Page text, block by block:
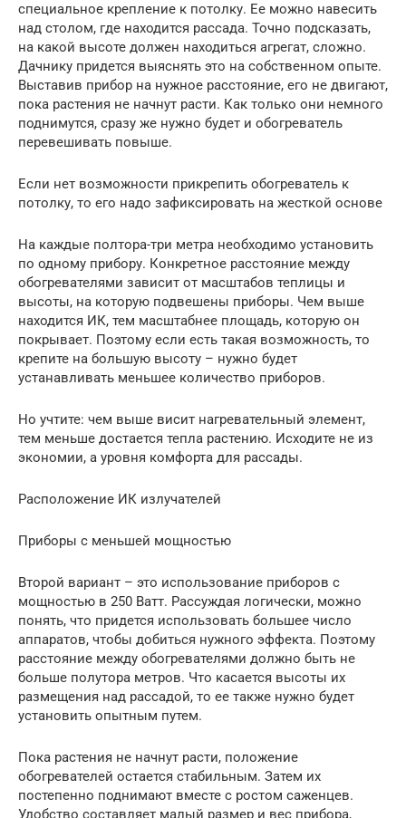
специальное крепление к потолку. Ее можно навесить
над столом, где находится рассада. Точно подсказать,
на какой высоте должен находиться агрегат, сложно.
Дачнику придется выяснять это на собственном опыте.
Выставив прибор на нужное расстояние, его не двигают,
пока растения не начнут расти. Как только они немного
поднимутся, сразу же нужно будет и обогреватель
перевешивать повыше.
Если нет возможности прикрепить обогреватель к
потолку, то его надо зафиксировать на жесткой основе
На каждые полтора-три метра необходимо установить
по одному прибору. Конкретное расстояние между
обогревателями зависит от масштабов теплицы и
высоты, на которую подвешены приборы. Чем выше
находится ИК, тем масштабнее площадь, которую он
покрывает. Поэтому если есть такая возможность, то
крепите на большую высоту – нужно будет
устанавливать меньшее количество приборов.
Но учтите: чем выше висит нагревательный элемент,
тем меньше достается тепла растению. Исходите не из
экономии, а уровня комфорта для рассады.
Расположение ИК излучателей
Приборы с меньшей мощностью
Второй вариант – это использование приборов с
мощностью в 250 Ватт. Рассуждая логически, можно
понять, что придется использовать большее число
аппаратов, чтобы добиться нужного эффекта. Поэтому
расстояние между обогревателями должно быть не
больше полутора метров. Что касается высоты их
размещения над рассадой, то ее также нужно будет
установить опытным путем.
Пока растения не начнут расти, положение
обогревателей остается стабильным. Затем их
постепенно поднимают вместе с ростом саженцев.
Удобство составляет малый размер и вес прибора,